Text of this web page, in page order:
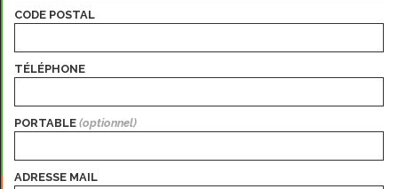
CODE POSTAL
TÉLÉPHONE
PORTABLE
ADRESSE MAIL